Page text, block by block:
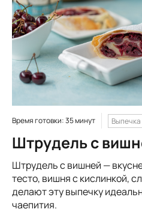
Время готовки: 35 минут Выпечка
Штрудель с
Штрудель с вишней —
тесто, вишня с кислинкой,
делают эту выпечку
чаепития.